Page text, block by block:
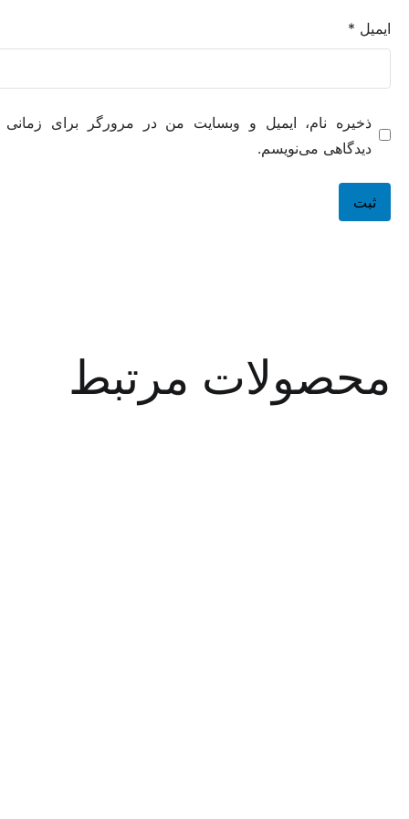
نام، ایمیل و وبسایت من در مرورگر برای زمانی که دوباره
می‌نویسم.
مرتبط